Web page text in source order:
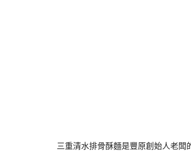
三重清水排骨酥麵是豐原創始人老